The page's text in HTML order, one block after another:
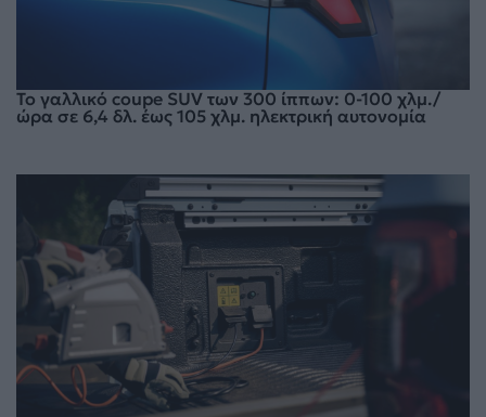
Το γαλλικό coupe SUV των 300 ίππων: 0-100 χλμ./
ώρα σε 6,4 δλ. έως 105 χλμ. ηλεκτρική αυτονομία